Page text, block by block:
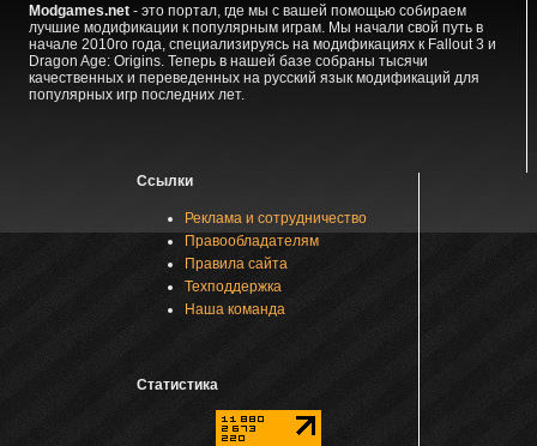
Modgames.net- это портал, где мы с вашей помощью собираем
лучшие модификации к популярным играм. Мы начали свой путь в
начале 2010го года, специализируясь на модификациях к Fallout 3 и
Dragon Age: Origins. Теперь в нашей базе собраны тысячи
качественных и переведенных на русский язык модификаций для
популярных игр последних лет.
Ссылки
Реклама и сотрудничество
Правообладателям
Правила сайта
Техподдержка
Наша команда
Статистика